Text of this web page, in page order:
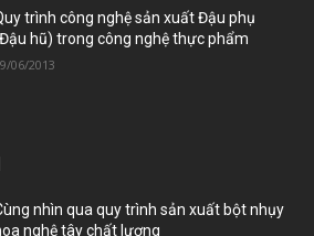
trình công nghệ sản xuất Đậu phụ
hũ) trong công nghệ thực phẩm
06/2013
nhìn qua quy trình sản xuất bột nhụy
nghệ tây chất lượng